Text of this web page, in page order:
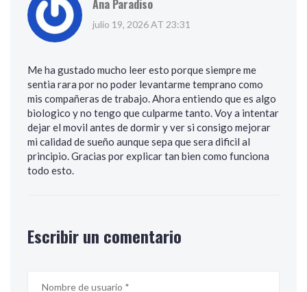
Ana Paradiso
julio 19, 2026 AT 23:31
Me ha gustado mucho leer esto porque siempre me
sentia rara por no poder levantarme temprano como
mis compañeras de trabajo. Ahora entiendo que es algo
biologico y no tengo que culparme tanto. Voy a intentar
dejar el movil antes de dormir y ver si consigo mejorar
mi calidad de sueño aunque sepa que sera dificil al
principio. Gracias por explicar tan bien como funciona
todo esto.
Escribir un comentario